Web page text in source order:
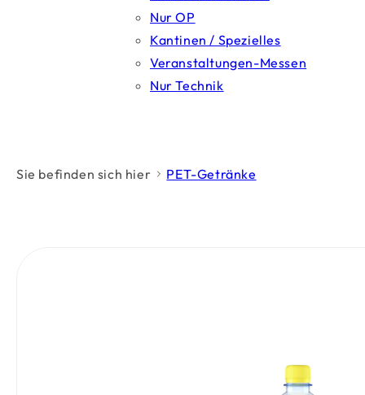
Nur OP
Kantinen / Spezielles
Veranstaltungen-Messen
Nur Technik
Sie befinden sich hier PET-Getränke